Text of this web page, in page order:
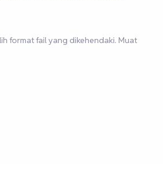
format fail yang dikehendaki. Muat